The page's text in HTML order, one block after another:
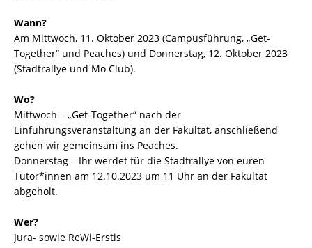
Wann?
Am Mittwoch, 11. Oktober 2023 (Campusführung, „Get-
Together“ und Peaches) und Donnerstag, 12. Oktober 2023
(Stadtrallye und Mo Club).
Wo?
Mittwoch – „Get-Together“ nach der
Einführungsveranstaltung an der Fakultät, anschließend
gehen wir gemeinsam ins Peaches.
Donnerstag – Ihr werdet für die Stadtrallye von euren
Tutor*innen am 12.10.2023 um 11 Uhr an der Fakultät
abgeholt.
Wer?
Jura- sowie ReWi-Erstis